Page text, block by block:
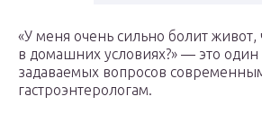
«У меня очень сильно болит живот,
в домашних условиях?» — это один
задаваемых вопросов
гастроэнтерологам.